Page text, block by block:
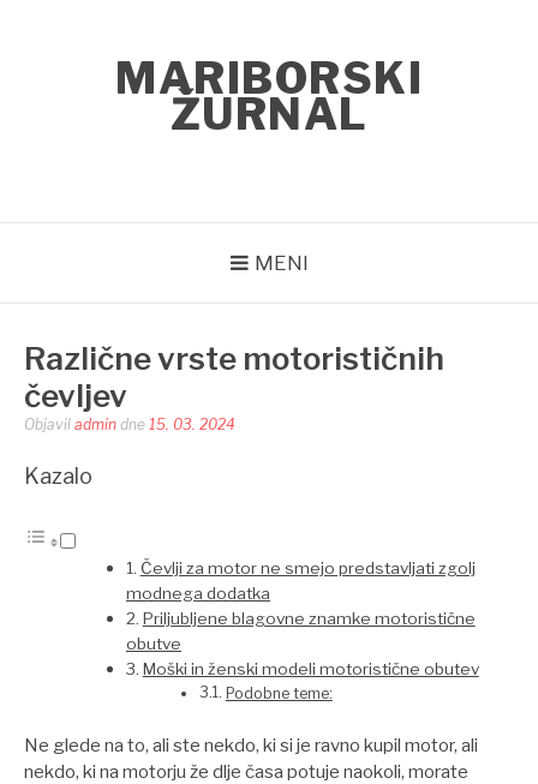
MARIBORSKI
ŽURNAL
MENI
Različne vrste motorističnih
čevljev
Objavil admin dne 15. 03. 2024
Kazalo
Čevlji za motor ne smejo predstavljati zgolj
modnega dodatka
Priljubljene blagovne znamke motoristične
obutve
Moški in ženski modeli motoristične obutev
Podobne teme:
Ne glede na to, ali ste nekdo, ki si je ravno kupil motor, ali
nekdo, ki na motorju že dlje časa potuje naokoli, morate